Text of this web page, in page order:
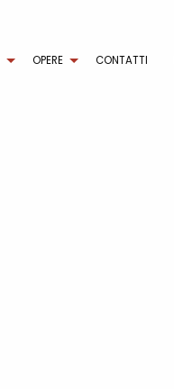
OPERE CONTATTI